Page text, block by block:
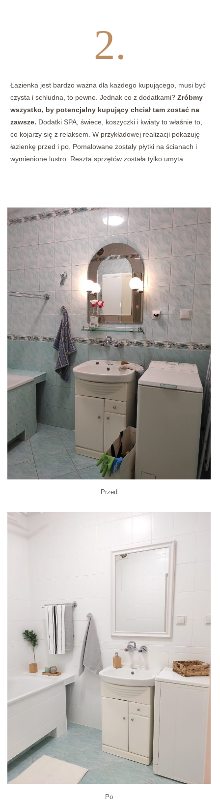
2.
Łazienka jest bardzo ważna dla każdego kupującego, musi być
czysta i schludna, to pewne. Jednak co z dodatkami? Zróbmy
wszystko, by potencjalny kupujący chciał tam zostać na
zawsze. Dodatki SPA, świece, koszyczki i kwiaty to właśnie to,
co kojarzy się z relaksem. W przykładowej realizacji pokazuję
łazienkę przed i po. Pomalowane zostały płytki na ścianach i
wymienione lustro. Reszta sprzętów została tylko umyta.
Przed
Po